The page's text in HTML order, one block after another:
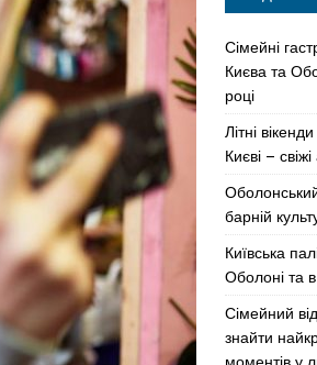
Сімейні
Києва та
році
Літні
Києві –
барній
Київська
Оболоні та
Сімейний
знайти